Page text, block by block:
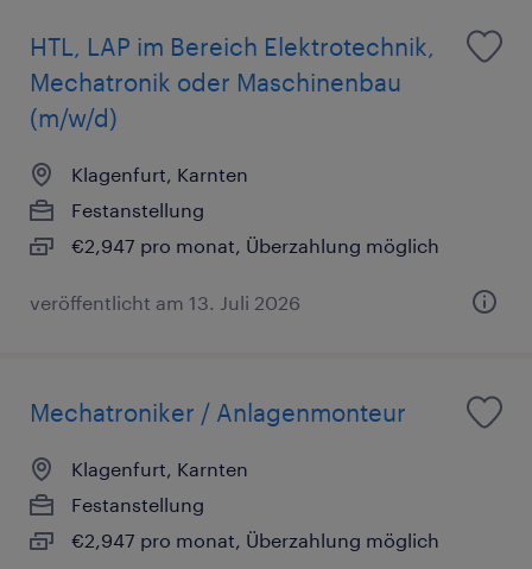
HTL, LAP im Bereich Elektrotechnik,
Mechatronik oder Maschinenbau
(m/w/d)
Klagenfurt, Karnten
Festanstellung
€2,947 pro monat, Überzahlung möglich
veröffentlicht am 13. Juli 2026
Mechatroniker / Anlagenmonteur
Klagenfurt, Karnten
Festanstellung
€2,947 pro monat, Überzahlung möglich